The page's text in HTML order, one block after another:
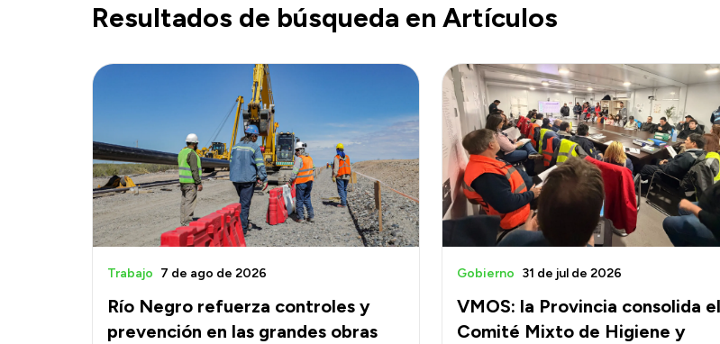
Resultados de búsqueda en Artículos
Río Negro refuerza controles y
prevención en las grandes obras
Trabajo 7 de ago de 2026
VMOS: la Provincia consolida el
Comité Mixto de Higiene y
Gobierno 31 de jul de 2026